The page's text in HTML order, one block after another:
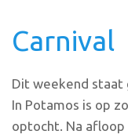
Carnival
Dit weekend staat
In Potamos is op
optocht. Na